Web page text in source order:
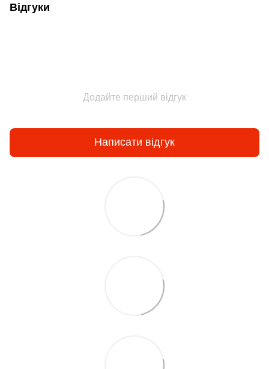
Відгуки
Додайте перший відгук
Написати відгук